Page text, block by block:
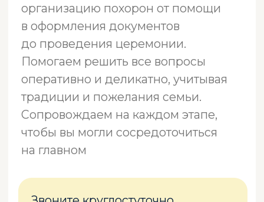
Мы на связи 24/7
Telegram
Звоните круглостуточно
+998 90 349 61 91
Звоните круглостуточно
+998 90 327 03 53
Вызвать агента